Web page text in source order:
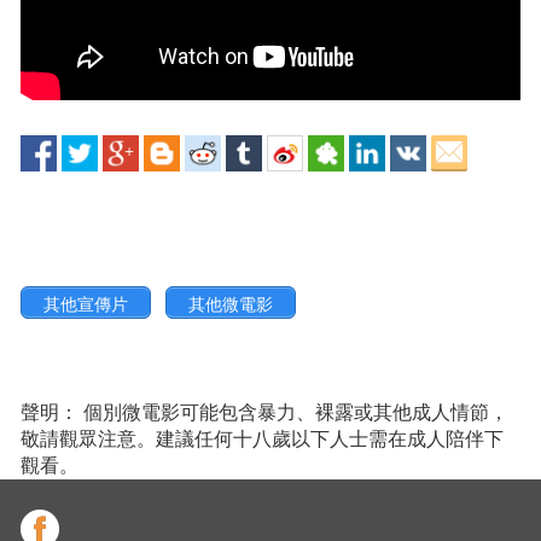
其他宣傳片 其他微電影
聲明： 個別微電影可能包含暴力、裸露或其他成人情節，
敬請觀眾注意。建議任何十八歲以下人士需在成人陪伴下
觀看。